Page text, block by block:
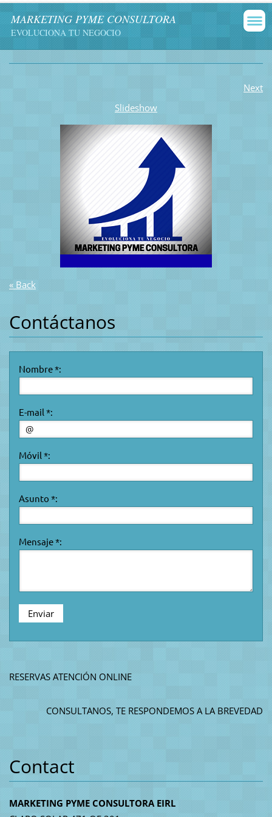
MARKETING PYME CONSULTORA
EVOLUCIONA TU NEGOCIO
Next
Slideshow
« Back
Contáctanos
Nombre *:
E-mail *:
Móvil *:
Asunto *:
Mensaje *:
RESERVAS ATENCIÓN ONLINE
CONSULTANOS, TE RESPONDEMOS A LA BREVEDAD
Contact
MARKETING PYME CONSULTORA EIRL